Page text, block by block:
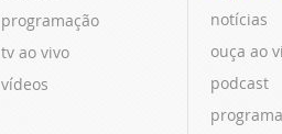
programação
tv ao vivo
vídeos
notícias
ouça ao
podcast